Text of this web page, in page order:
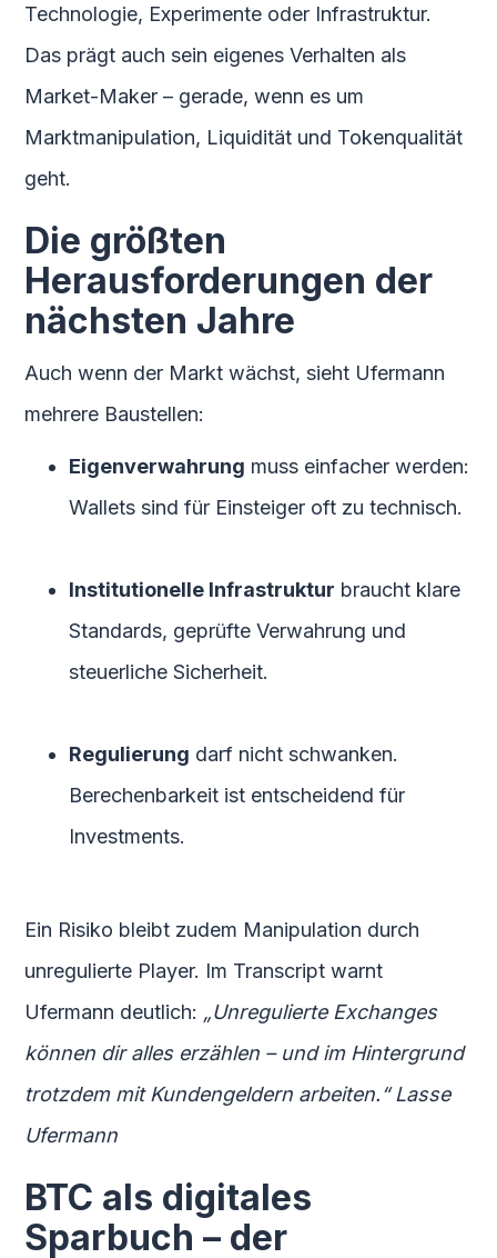
Technologie, Experimente oder Infrastruktur.
Das prägt auch sein eigenes Verhalten als
Market-Maker – gerade, wenn es um
Marktmanipulation, Liquidität und Tokenqualität
geht.
Die größten
Herausforderungen der
nächsten Jahre
Auch wenn der Markt wächst, sieht Ufermann
mehrere Baustellen:
Eigenverwahrung muss einfacher werden:
Wallets sind für Einsteiger oft zu technisch.
Institutionelle Infrastruktur braucht klare
Standards, geprüfte Verwahrung und
steuerliche Sicherheit.
Regulierung darf nicht schwanken.
Berechenbarkeit ist entscheidend für
Investments.
Ein Risiko bleibt zudem Manipulation durch
unregulierte Player. Im Transcript warnt
Ufermann deutlich: „Unregulierte Exchanges
können dir alles erzählen – und im Hintergrund
trotzdem mit Kundengeldern arbeiten.“ Lasse
Ufermann
BTC als digitales
Sparbuch – der